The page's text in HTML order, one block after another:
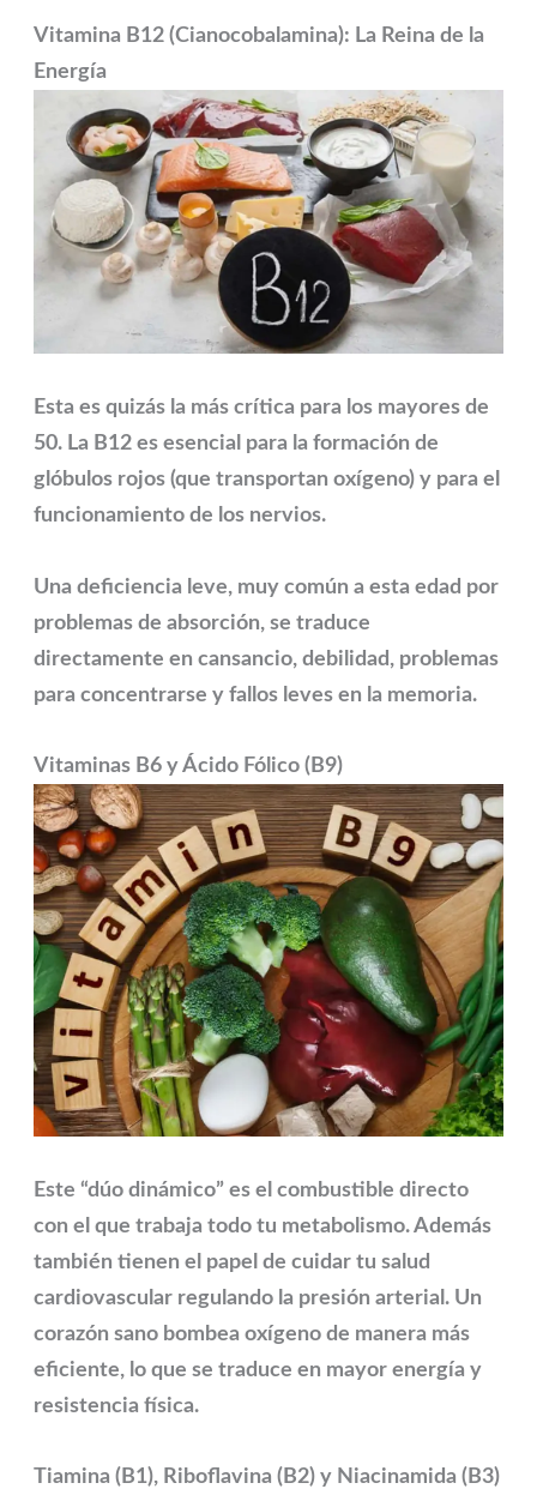
Vitamina B12 (Cianocobalamina): La Reina de la
Energía
Esta es quizás la más crítica para los mayores de
50. La B12 es esencial para la formación de
glóbulos rojos (que transportan oxígeno) y para el
funcionamiento de los nervios.
Una deficiencia leve, muy común a esta edad por
problemas de absorción, se traduce
directamente en cansancio, debilidad, problemas
para concentrarse y fallos leves en la memoria.
Vitaminas B6 y Ácido Fólico (B9)
Este “dúo dinámico” es el combustible directo
con el que trabaja todo tu metabolismo. Además
también tienen el papel de cuidar tu salud
cardiovascular regulando la presión arterial. Un
corazón sano bombea oxígeno de manera más
eficiente, lo que se traduce en mayor energía y
resistencia física.
Tiamina (B1), Riboflavina (B2) y Niacinamida (B3)